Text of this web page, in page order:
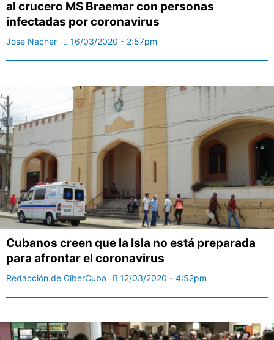
al crucero MS Braemar con personas
infectadas por coronavirus
Jose Nacher 16/03/2020 - 2:57pm
Cubanos creen que la Isla no está preparada
para afrontar el coronavirus
Redacción de CiberCuba 12/03/2020 - 4:52pm